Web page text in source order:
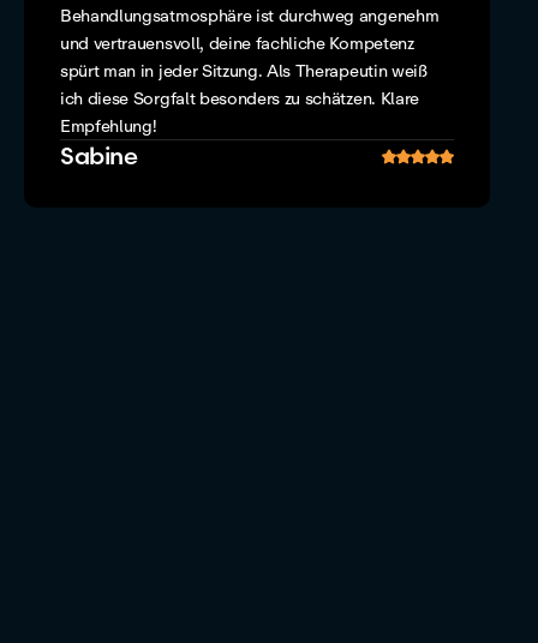
Behandlungsatmosphäre ist durchweg angenehm
und vertrauensvoll, deine fachliche Kompetenz
spürt man in jeder Sitzung. Als Therapeutin weiß
ich diese Sorgfalt besonders zu schätzen. Klare
Empfehlung!
Sabine